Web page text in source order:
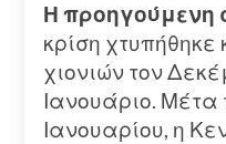
Η προηγούμενη
κρίση
χιονιών τον
Ιανουάριο. Μέτα
Ιανουαρίου, η